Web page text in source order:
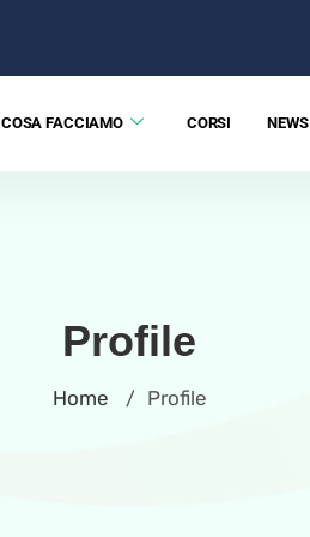
COSA FACCIAMO CORSI NEWS
Profile
Home / Profile